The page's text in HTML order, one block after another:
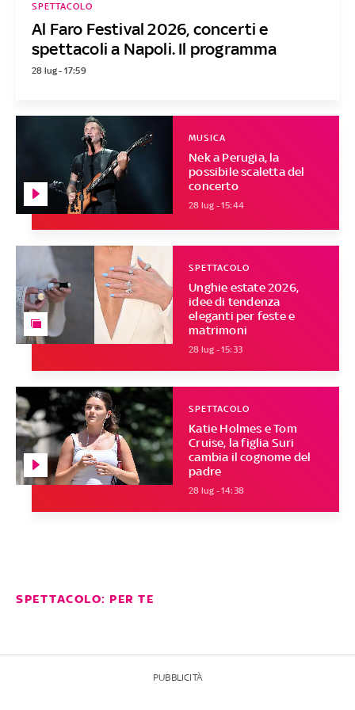
Al Faro Festival 2026, concerti e
spettacoli a Napoli. Il programma
SPETTACOLO
28 lug - 17:59
Nek a Perugia, la
possibile scaletta del
concerto
MUSICA
28 lug - 15:44
Unghie estate 2026,
idee di tendenza
eleganti per feste e
matrimoni
SPETTACOLO
28 lug - 15:33
Katie Holmes e Tom
Cruise, la figlia Suri
cambia il cognome del
padre
SPETTACOLO
28 lug - 14:38
SPETTACOLO: PER TE
PUBBLICITÀ